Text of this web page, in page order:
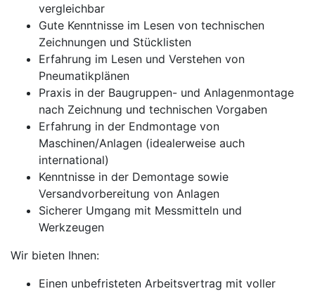
vergleichbar
Gute Kenntnisse im Lesen von technischen
Zeichnungen und Stücklisten
Erfahrung im Lesen und Verstehen von
Pneumatikplänen
Praxis in der Baugruppen- und Anlagenmontage
nach Zeichnung und technischen Vorgaben
Erfahrung in der Endmontage von
Maschinen/Anlagen (idealerweise auch
international)
Kenntnisse in der Demontage sowie
Versandvorbereitung von Anlagen
Sicherer Umgang mit Messmitteln und
Werkzeugen
Wir bieten Ihnen:
Einen unbefristeten Arbeitsvertrag mit voller